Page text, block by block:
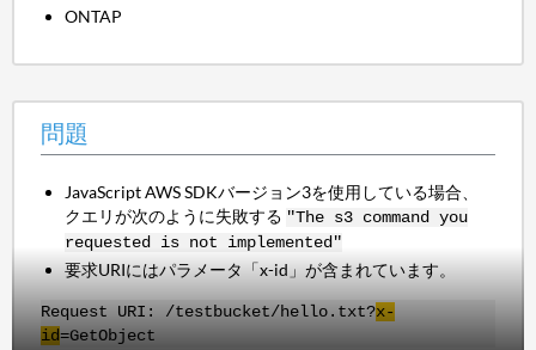
ONTAP
問題
JavaScript AWS SDKバージョン3を使用している場合、
クエリが次のように失敗する "The s3 command you
requested is not implemented"
要求URIにはパラメータ「x-id」が含まれています。
Request URI: /testbucket/hello.txt?x-
id=GetObject